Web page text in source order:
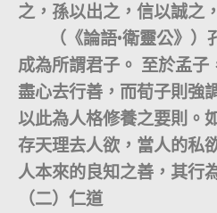
之，孫以出之，信以誠之
（《論語•衛靈公》）
成為所謂君子。 至於孟
盡心去行善，而荀子則強
以此為人格修養之要則。
存天理去人欲，當人的私
人本來的良知之善，其行
（二）仁道